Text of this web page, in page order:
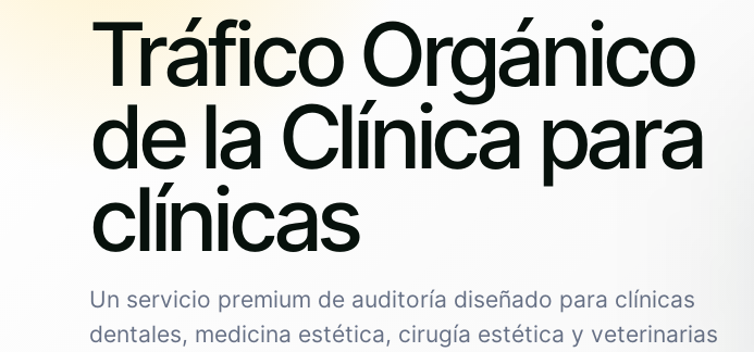
Tráfico Orgánico
de la Clínica para
clínicas
Un servicio premium de auditoría diseñado para clínicas
dentales, medicina estética, cirugía estética y veterinarias